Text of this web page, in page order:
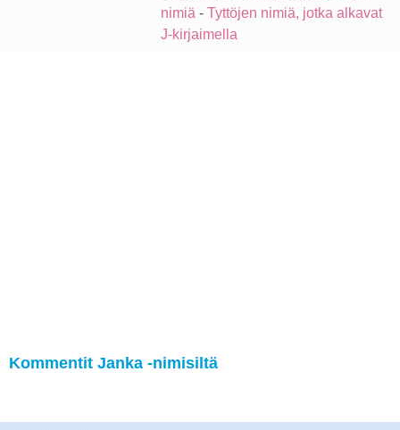
nimiä - Tyttöjen nimiä, jotka alkavat
J-kirjaimella
Kommentit Janka -nimisiltä